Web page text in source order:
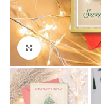
Kliknij aby